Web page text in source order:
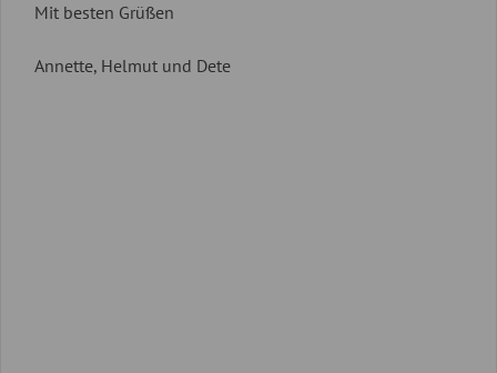
Mit besten Grüßen
Annette, Helmut und Dete